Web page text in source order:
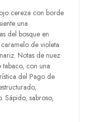
cereza con borde
una
del bosque en
de violeta
Notas de nuez
con una
del Pago de
Sápido, sabroso,